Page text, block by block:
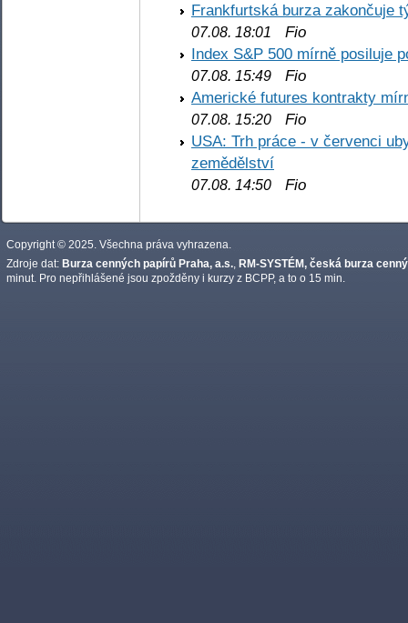
Frankfurtská burza zakončuje
07.08. 18:01
Fio
Index S&P 500 mírně posiluje
07.08. 15:49 Fio
Americké futures kontrakty
07.08. 15:20 Fio
USA: Trh práce - v červenci
zemědělství
07.08. 14:50 Fio
Copyright © 2025. Všechna práva vyhrazena.
Zdroje dat: Burza cenných papírů Praha, a.s., RM-SYSTÉM, česká burza
minut. Pro nepřihlášené jsou zpožděny i kurzy z BCPP, a to o 15 min.